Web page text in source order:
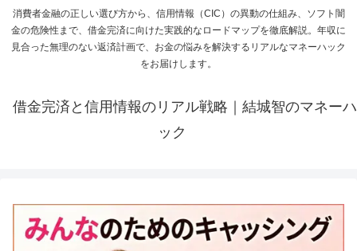
消費者金融の正しい選び方から、信用情報（CIC）の異動の仕組み、ソフト闇
金の危険性まで、借金完済に向けた実践的なロードマップを徹底解説。年収に
見合った無理のない返済計画で、お金の悩みを解決するリアルなマネーハック
をお届けします。
借金完済と信用情報のリアル戦略｜結城智のマネーハ
ック